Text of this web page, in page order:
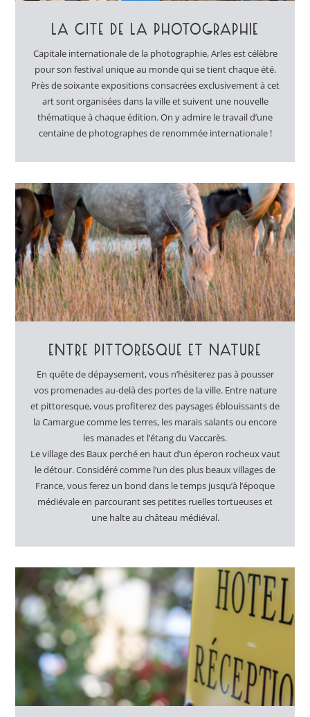
LA CITÉ DE LA PHOTOGRAPHIE
Capitale internationale de la photographie, Arles est célèbre
pour son festival unique au monde qui se tient chaque été.
Près de soixante expositions consacrées exclusivement à cet
art sont organisées dans la ville et suivent une nouvelle
thématique à chaque édition. On y admire le travail d’une
centaine de photographes de renommée internationale !
ENTRE PITTORESQUE ET NATURE
En quête de dépaysement, vous n’hésiterez pas à pousser
vos promenades au-delà des portes de la ville. Entre nature
et pittoresque, vous profiterez des paysages éblouissants de
la Camargue comme les terres, les marais salants ou encore
les manades et l’étang du Vaccarès.
Le village des Baux perché en haut d’un éperon rocheux vaut
le détour. Considéré comme l’un des plus beaux villages de
France, vous ferez un bond dans le temps jusqu’à l’époque
médiévale en parcourant ses petites ruelles tortueuses et
une halte au château médiéval.